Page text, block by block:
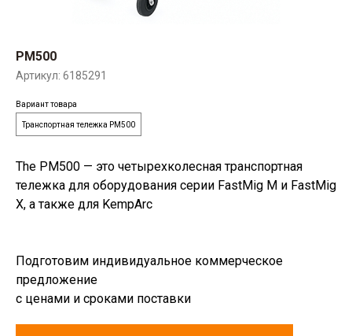
PM500
Артикул: 6185291
Вариант товара
Транспортная тележка PM500
The PM500 — это четырехколесная транспортная
тележка для оборудования серии FastMig M и FastMig
X, а также для KempArc
Подготовим индивидуальное коммерческое
предложение
с ценами и сроками поставки